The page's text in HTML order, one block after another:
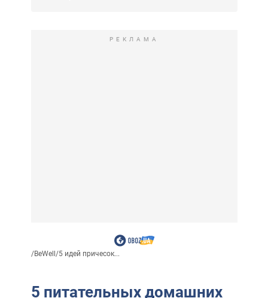
РЕКЛАМА
/BeWell/5 идей причесок...
5 питательных домашних